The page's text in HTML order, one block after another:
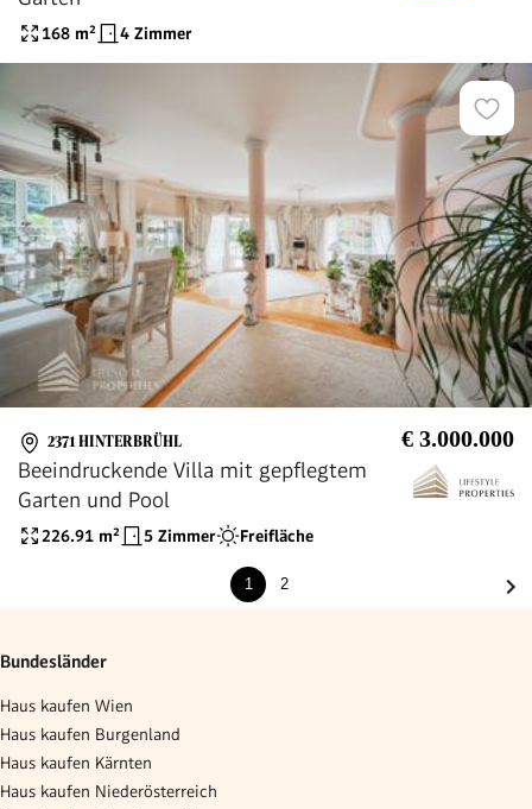
168 m² 4 Zimmer
2371 HINTERBRÜHL € 3.000.000
Beeindruckende Villa mit gepflegtem
Garten und Pool
226.91 m² 5 Zimmer Freifläche
1 2
Bundesländer
Haus kaufen Wien
Haus kaufen Burgenland
Haus kaufen Kärnten
Haus kaufen Niederösterreich